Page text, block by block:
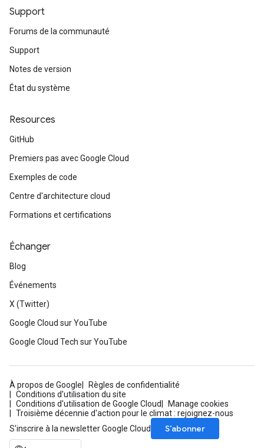
Support
Forums de la communauté
Support
Notes de version
État du système
Resources
GitHub
Premiers pas avec Google Cloud
Exemples de code
Centre d'architecture cloud
Formations et certifications
Échanger
Blog
Événements
X (Twitter)
Google Cloud sur YouTube
Google Cloud Tech sur YouTube
À propos de Google
Règles de confidentialité
Conditions d'utilisation du site
Conditions d'utilisation de Google Cloud
Manage cookies
Troisième décennie d'action pour le climat : rejoignez-nous
S'inscrire à la newsletter Google Cloud
S’abonner